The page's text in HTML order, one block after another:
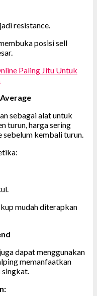
resistance.
posisi sell
Paling Jitu Untuk
sebagai alat untuk
turun, harga sering
sebelum kembali turun.
mudah diterapkan
dapat menggunakan
memanfaatkan
singkat.